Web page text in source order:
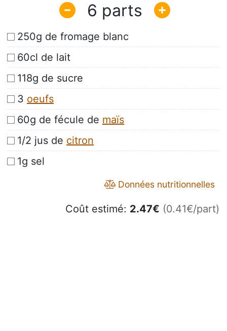
6
250g de fromage blanc
60cl de lait
118g de sucre
3 oeufs
60g de fécule de maïs
1/2 jus de citron
1g sel
Données nutritionnelles
Coût estimé: 2.47€ (0.41€/part)